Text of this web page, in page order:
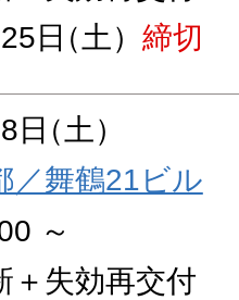
日（土） 締切
日（土）
／舞鶴21ビル
～
＋失効再交付